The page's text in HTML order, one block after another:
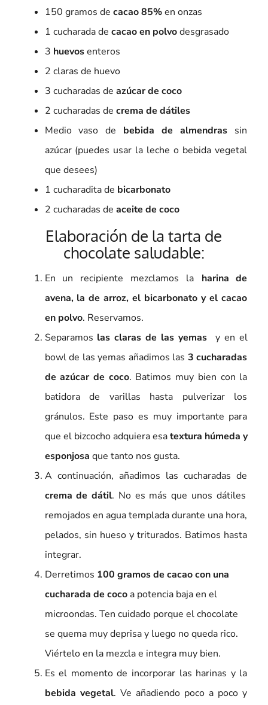
150 gramos de cacao 85%en onzas
1 cucharada de cacao en polvodesgrasado
3 huevosenteros
2 claras de huevo
3 cucharadas de azúcar de coco
2 cucharadas de crema de dátiles
Medio vaso de bebida de almendras sin
azúcar (puedes usar la leche o bebida vegetal
que desees)
1 cucharadita de bicarbonato
2 cucharadas de aceite de coco
Elaboración de la tarta de
chocolate saludable:
En un recipiente mezclamos la harina de
avena, la de arroz, el bicarbonato y el cacao
en polvo. Reservamos.
Separamos las claras de las yemasy en el
bowl de las yemas añadimos las 3 cucharadas
de azúcar de coco. Batimos muy bien con la
batidora de varillas hasta pulverizar los
gránulos. Este paso es muy importante para
que el bizcocho adquiera esatextura húmeda y
esponjosa que tanto nos gusta.
A continuación, añadimos las cucharadas de
crema de dátil. No es más que unos dátiles
remojados en agua templada durante una hora,
pelados, sin hueso y triturados. Batimos hasta
integrar.
Derretimos 100 gramos de cacao con una
cucharada de cocoa potencia baja en el
microondas. Ten cuidado porque el chocolate
se quema muy deprisa y luego no queda rico.
Viértelo en la mezcla e integra muy bien.
Es el momento de incorporar las harinas y la
bebida vegetal. Ve añadiendo poco a poco y